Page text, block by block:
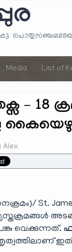
Media List of
– 18
Alex
St.
വെക്കുന്നത്.
ഇത്